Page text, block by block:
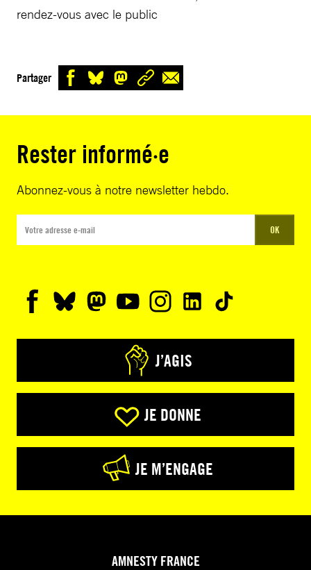
rendez-vous avec le public
Partager
Rester informé·e
Abonnez-vous à notre newsletter hebdo.
OK
J’AGIS
JE DONNE
JE M’ENGAGE
AMNESTY FRANCE